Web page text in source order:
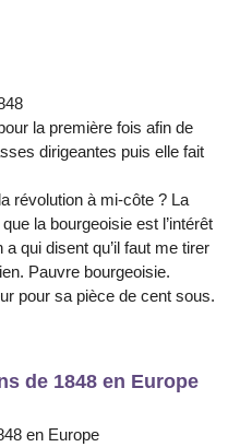
la première fois afin de
dirigeantes puis elle fait
révolution à mi-côte ? La
la bourgeoisie est l’intérêt
qui disent qu’il faut me tirer
Pauvre bourgeoisie.
pour sa pièce de cent sous.
de 1848 en Europe
en Europe